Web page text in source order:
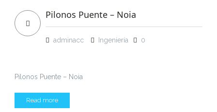
Pilonos Puente – Noia
adminacc Ingeniería 0
Pilonos Puente – Noia
Read more